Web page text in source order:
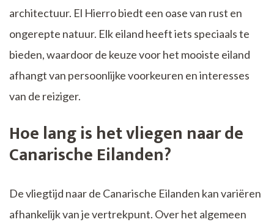
architectuur. El Hierro biedt een oase van rust en
ongerepte natuur. Elk eiland heeft iets speciaals te
bieden, waardoor de keuze voor het mooiste eiland
afhangt van persoonlijke voorkeuren en interesses
van de reiziger.
Hoe lang is het vliegen naar de
Canarische Eilanden?
De vliegtijd naar de Canarische Eilanden kan variëren
afhankelijk van je vertrekpunt. Over het algemeen